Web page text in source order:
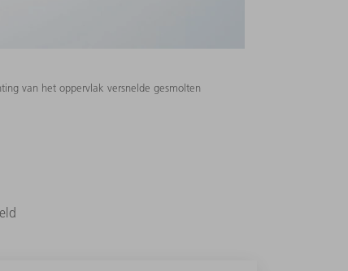
van het oppervlak versnelde gesmolten